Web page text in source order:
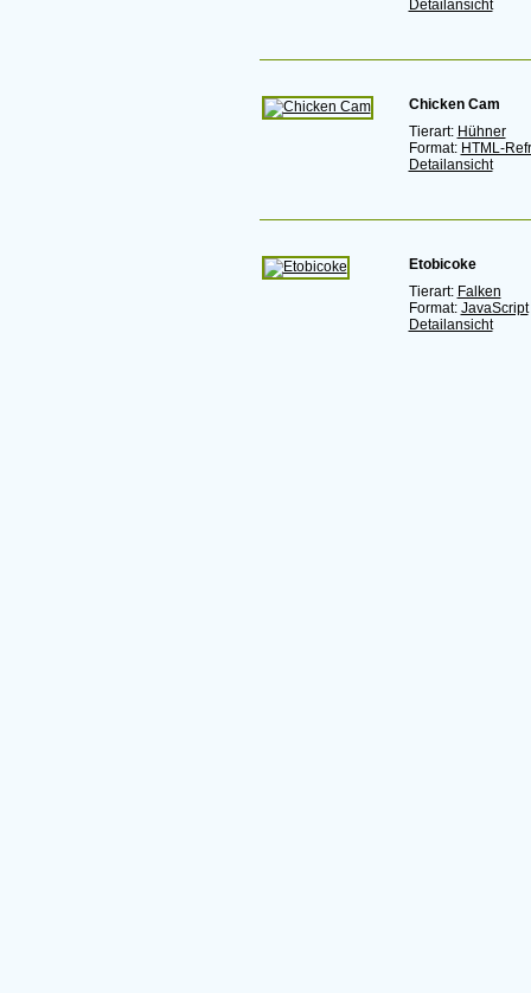
Detailansicht
Chicken Cam
Tierart: Hühner
Format: HTML-
Detailansicht
Etobicoke
Tierart: Falken
Format: JavaScript
Detailansicht